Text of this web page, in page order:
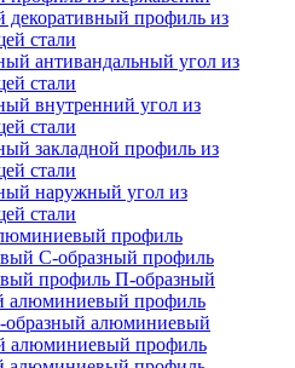
декоративный профиль из
стали
антивандальный угол из
стали
внутренний угол из
стали
закладной профиль из
стали
наружный угол из
стали
профиль
С-образный профиль
профиль П-образный
алюминиевый профиль
алюминиевый
алюминиевый профиль